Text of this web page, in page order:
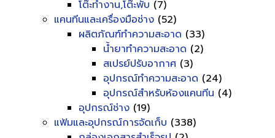
โต๊ะทำงาน,โต๊ะพับ (7)
แคนทีนและเครื่องมือช่าง (52)
ผลิตภัณฑ์ทำความสะอาด (33)
น้ำยาทำความสะอาด (2)
สเปรย์ปรับอากาศ (3)
อุปกรณ์ทำความสะอาด (24)
อุปกรณ์สำหรับห้องแคนทีน (4)
อุปกรณ์ช่าง (19)
แฟ้มและอุปกรณ์การจัดเก็บ (338)